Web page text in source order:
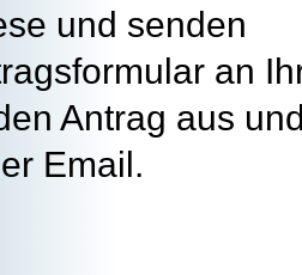
und senden
an
Antrag aus
Email.